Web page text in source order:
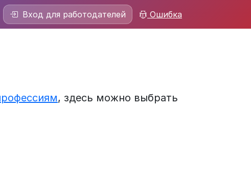
Вход для работодателей Ошибка
, здесь можно выбрать